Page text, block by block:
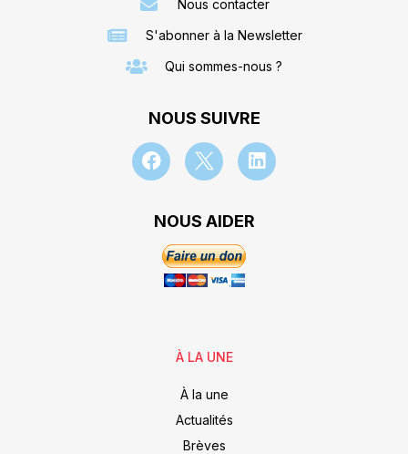
Nous contacter
S'abonner à la Newsletter
Qui sommes-nous ?
NOUS SUIVRE
NOUS AIDER
À LA UNE
À la une
Actualités
Brèves